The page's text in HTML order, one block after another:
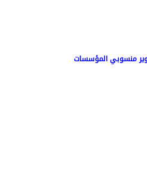
منسوبي المؤسسات